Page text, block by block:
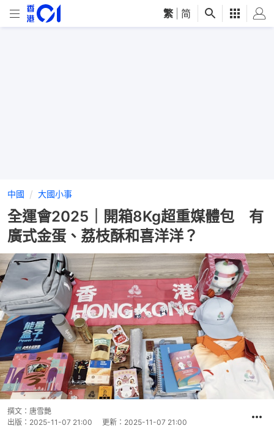
繁 简
中國 大國小事
全運會2025｜開箱8Kg超重媒體包 有
廣式金蛋、荔枝酥和喜洋洋？
撰文： 唐雪艷
出版： 2025-11-07 21:00 更新： 2025-11-07 21:00